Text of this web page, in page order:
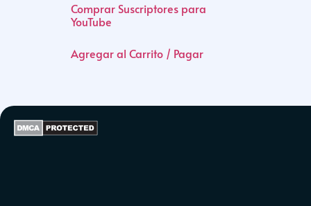
Comprar Suscriptores para
YouTube
Agregar al Carrito / Pagar